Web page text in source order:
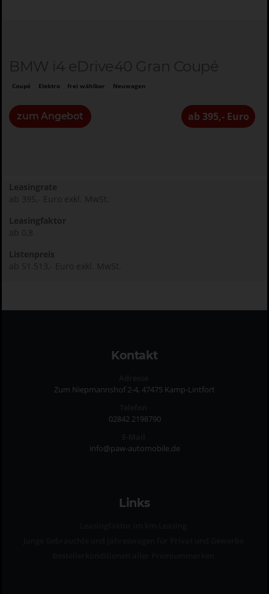
BMW i4 eDrive40 Gran Coupé
Coupé Elektro frei wählbar Neuwagen
zum Angebot ab 395,- Euro
Leasingrate
ab 395,- Euro exkl. MwSt.
Leasingfaktor
ab 0,8
Listenpreis
ab 51.513,- Euro exkl. MwSt.
Kontakt
Zum Niepmannshof 2-4, 47475 Kamp-Lintfort
02842 2198790
info@paw-automobile.de
Links